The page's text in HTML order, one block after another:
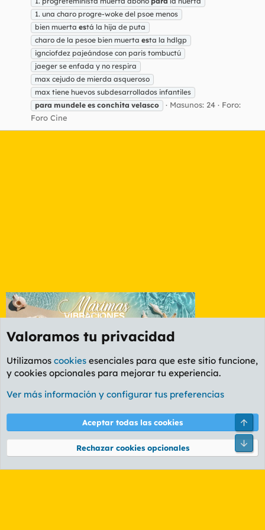
1. una charo progre-woke del psoe menos
bien muerta está la hija de puta
charo de la pesoe bien muerta esta la hdlgp
ignciofdez pajeándose con paris tombuctú
jaeger se enfada y no respira
max cejudo de mierda asqueroso
max tiene huevos subdesarrollados infantiles
para mundele es conchita velasco Masunos: 24
Foro:
Foro Cine
Etiquetas
Cookies
PL OLDSTYLE AMARILLO
Términos y reglas Política de privacidad Ayuda
Community platform by XenForo® © 2010-2026 XenForo Ltd.
Valoramos tu privacidad
Utilizamos cookies esenciales para que este sitio funcione,
y cookies opcionales para mejorar tu experiencia.
Ver más información y configurar tus preferencias
Aceptar todas las cookies
Rechazar cookies opcionales
Pie